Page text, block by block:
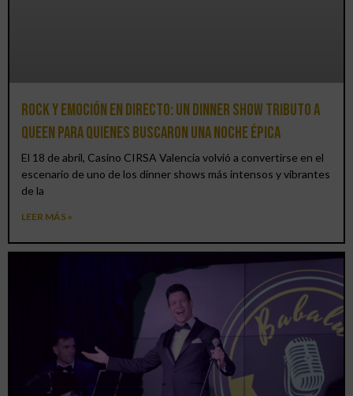
Rock y emoción en directo: un Dinner Show Tributo a
Queen para quienes buscaron una noche épica
El 18 de abril, Casino CIRSA Valencia volvió a convertirse en el
escenario de uno de los dinner shows más intensos y vibrantes
de la
LEER MÁS »